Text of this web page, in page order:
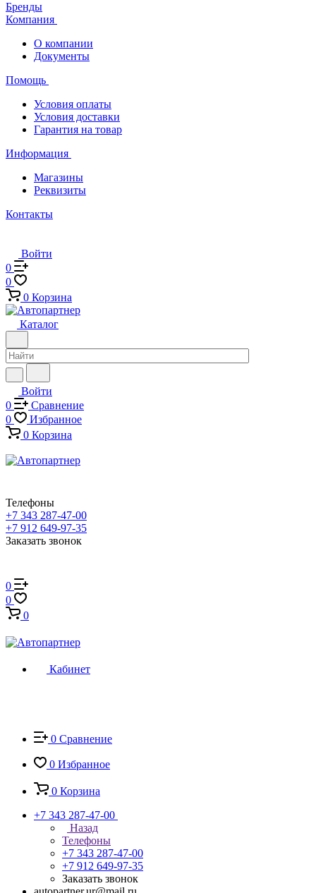
Бренды
Компания
О компании
Документы
Помощь
Условия оплаты
Условия доставки
Гарантия на товар
Информация
Магазины
Реквизиты
Контакты
Войти
0
0
0 Корзина
Каталог
Войти
0
Сравнение
0
Избранное
0 Корзина
Телефоны
+7 343 287-47-00
+7 912 649-97-35
Заказать звонок
0
0
0
Кабинет
0 Сравнение
0 Избранное
0 Корзина
+7 343 287-47-00
Назад
Телефоны
+7 343 287-47-00
+7 912 649-97-35
Заказать звонок